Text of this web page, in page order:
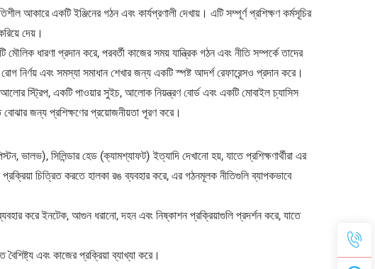
আকারে একটি ইঞ্জিনের গঠন এবং কার্যপ্রণালী দেখায়। এটি সম্পূর্ণ প্রশিক্ষণ কর্মসূচির
দেয়।
ধারণা প্রদান করে, পরবর্তী কাজের সময় যান্ত্রিক গঠন এবং নীতি সম্পর্কে তাদের
এবং সমস্যা সমাধান শেখার জন্য একটি স্পষ্ট আদর্শ রেফারেন্সও প্রদান করে।
স্ট্রিপ, একটি পাওয়ার সুইচ, আলোক নিয়ন্ত্রণ বোর্ড এবং একটি মোবাইল চ্যাসিস
বোঝার জন্য প্রশিক্ষণের প্রয়োজনীয়তা পূরণ করে।
ভালভ), সিলিন্ডার হেড (ক্যামশ্যাফট) ইত্যাদি দেখানো হয়, যাতে প্রশিক্ষণার্থীরা এর
চিত্রিত করতে হালকা রঙ ব্যবহার করে, এর গঠনমূলক নীতিগুলি ব্যাপকভাবে
করে ইনটেক, আগুন ধরানো, দহন এবং নিষ্কাশন প্রক্রিয়াগুলি প্রদর্শন করে, যাতে
বৈশিষ্ট্য এবং কাজের প্রক্রিয়া ব্যাখ্যা করে।